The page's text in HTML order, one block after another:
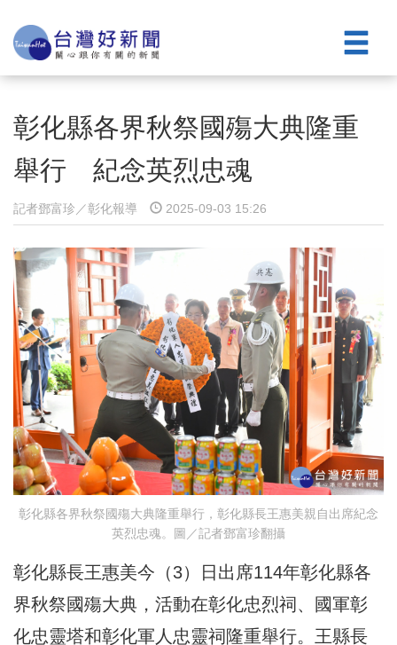
彰化縣各界秋祭國殤大典隆重
舉行 紀念英烈忠魂
記者鄧富珍／彰化報導 2025-09-03 15:26
彰化縣各界秋祭國殤大典隆重舉行，彰化縣長王惠美親自出席紀念
英烈忠魂。圖／記者鄧富珍翻攝
彰化縣長王惠美今（3）日出席114年彰化縣各
界秋祭國殤大典，活動在彰化忠烈祠、國軍彰
化忠靈塔和彰化軍人忠靈祠隆重舉行。王縣長